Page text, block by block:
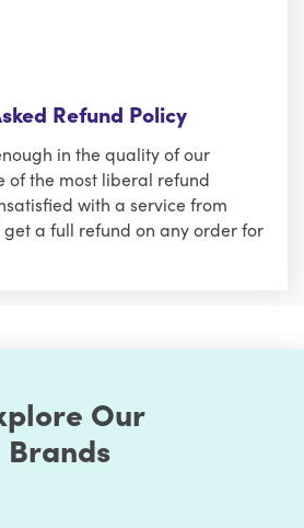
Refund Policy
in the quality of our
of the most liberal refund
with a service from
get a full refund on any order for
Our
Brands